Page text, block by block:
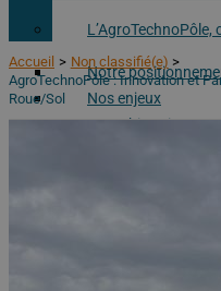
L’AgroTechnoPôle,
Notre
Nos enjeux
Notre historique
Accueil
Non classifié(e)
AgroTechnoPôle : Innovation et
Roue/Sol